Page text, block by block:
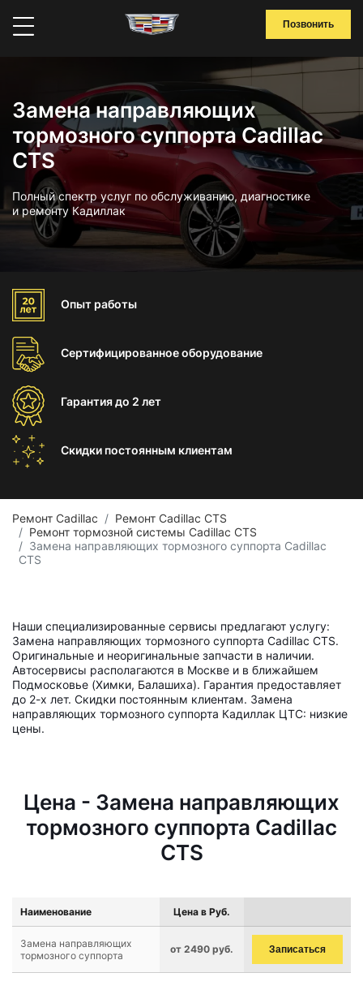
Позвонить
Замена направляющих
тормозного суппорта Cadillac
CTS
Полный спектр услуг по обслуживанию, диагностике
и ремонту Кадиллак
Опыт работы
Сертифицированноеоборудование
Гарантиядо 2 лет
Скидки постоянным клиентам
Ремонт Cadillac
Ремонт Cadillac CTS
Ремонт тормозной системы Cadillac CTS
Замена направляющих тормозного суппорта Cadillac
CTS
Наши специализированные сервисы предлагают услугу:
Замена направляющих тормозного суппорта Cadillac CTS.
Оригинальные и неоригинальные запчасти в наличии.
Автосервисы располагаются в Москве и в ближайшем
Подмосковье (Химки, Балашиха). Гарантия предоставляет
до 2-х лет. Скидки постоянным клиентам. Замена
направляющих тормозного суппорта Кадиллак ЦТС: низкие
цены.
Цена - Замена направляющих
тормозного суппорта Cadillac
CTS
Наименование Цена в Руб.
Замена направляющих
тормозного суппорта
от 2490 руб. Записаться